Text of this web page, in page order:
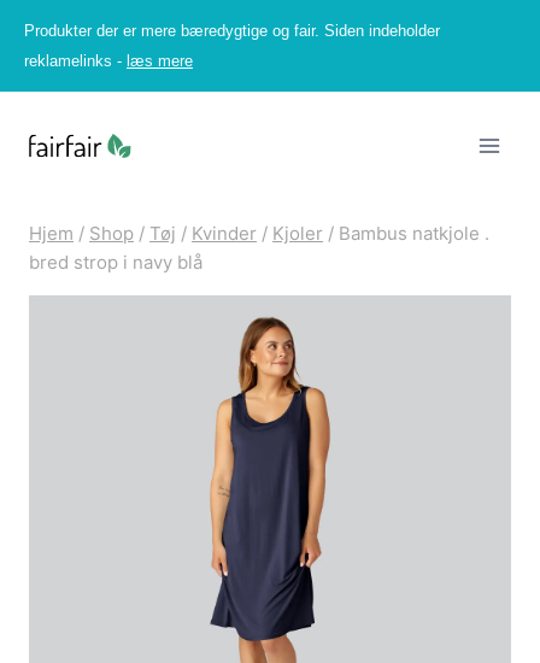
indhold
Produkter der er mere bæredygtige og fair. Siden indeholder
reklamelinks - læs mere
Hjem / Shop / Tøj / Kvinder / Kjoler / Bambus natkjole .
bred strop i navy blå